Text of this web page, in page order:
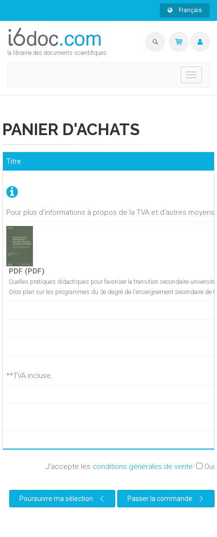
Français
la librairie des documents scientifiques
Toggle
PANIER D'ACHATS
Pour plus d'informations à propos de la TVA et d'autres
Titre
PDF (PDF)
Quelles pratiques didactiques pour favoriser la transition secondaire-université
Gros plan sur les programmes du 3e degré de l'enseignement secondaire de
**TVA incluse.
J'accepte les conditions générales de vente: Oui
Poursuivre ma sélection Passer la commande